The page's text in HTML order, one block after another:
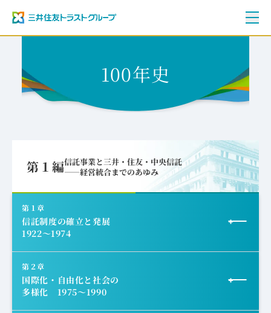
三井住友トラストグループ100年史
資料編
100年史
第１編信託事業と三井・住友・中央信託
――経営統合までのあゆみ
第１章
信託制度の確立と発展
1922～1974
１草創期の信託事業
「信託」の輸入と信託業の始まり
２戦時体制下の日本と信託業界
第２章
国際化・自由化と社会の
多様化 1975～1990